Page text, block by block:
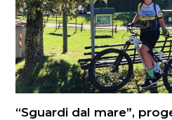
“Sguardi dal mare”,